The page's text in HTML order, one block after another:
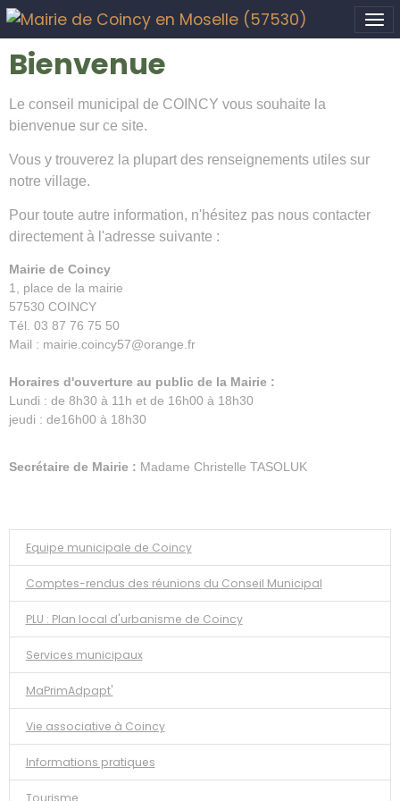
Bienvenue
Le conseil municipal de COINCY vous souhaite la
bienvenue sur ce site.
Vous y trouverez la plupart des renseignements utiles sur
notre village.
Pour toute autre information, n'hésitez pas nous contacter
directement à l'adresse suivante :
Mairie de Coincy
1, place de la mairie
57530 COINCY
Tél. 03 87 76 75 50
Mail : mairie.coincy57@orange.fr
Horaires d'ouverture au public de la Mairie :
Lundi : de 8h30 à 11h et de 16h00 à 18h30
jeudi : de16h00 à 18h30
Secrétaire de Mairie : Madame Christelle TASOLUK
Equipe municipale de Coincy
Comptes-rendus des réunions du Conseil Municipal
PLU : Plan local d'urbanisme de Coincy
Services municipaux
MaPrimAdpapt'
Vie associative à Coincy
Informations pratiques
Tourisme